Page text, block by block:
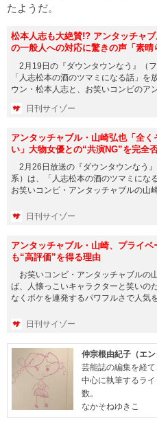
たようだ。
松本人志も大絶賛!? アンタッチャ
の一般人への対応に驚きの声「素晴
2月19日の『ダウンタウンなう』（
「人志松本の酒のツマミになる話」を
ウン・松本人志と、お笑いコンビのア
日刊サイゾー
アンタッチャブル・山崎弘也「全く
い」大物女優との“共演NG”を完全
2月26日放送の『ダウンタウンなう
系）は、「人志松本の酒のツマミにな
お笑いコンビ・アンタッチャブルの山
日刊サイゾー
アンタッチャブル・山崎、プライベ
も“高評価”を得る理由
お笑いコンビ・アンタッチャブルの
ば、人懐っこいキャラクターと笑いの
なくボケを連発するパワフルさで人気
日刊サイゾー
仲宗根由紀子（エン
芸能誌の編集を経
中心に執筆するラ
数。
なかそねゆきこ